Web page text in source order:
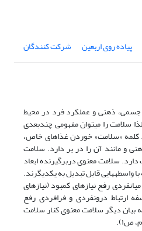
پیاده روی اربعین شرکت کنندگان
جسمی، ذهنی و عملکرد فرد در محیط
سلامت را میتوان مفهومی چندبعدی
ص۱). کلمه «سلامت» خوردن غذاهای خاص،
و مانند آن را در بر دارد. سلامت
سلامت معنوی دربرگیرنده ابعاد
واسطههایی قابل تبدیل به یکدیگرند.
رفع نیازهای کمبود (نیازهای
ارتباط درونفردی و فرافردی رفع
بیان دیگر سلامت معنوی کنار سلامت
.